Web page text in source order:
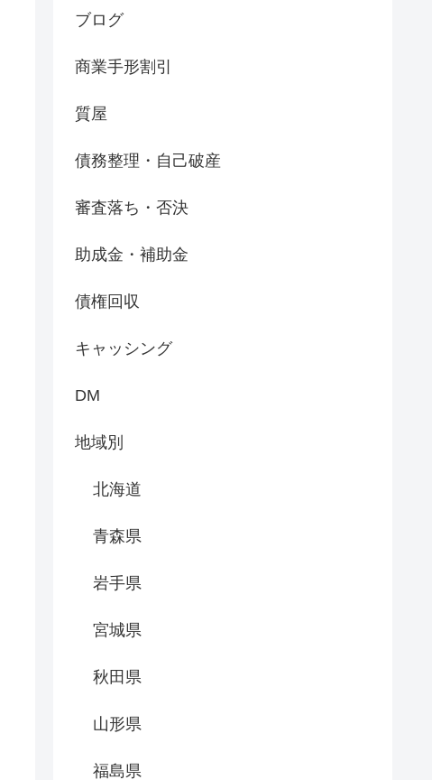
ブログ
商業手形割引
質屋
債務整理・自己破産
審査落ち・否決
助成金・補助金
債権回収
キャッシング
DM
地域別
北海道
青森県
岩手県
宮城県
秋田県
山形県
福島県